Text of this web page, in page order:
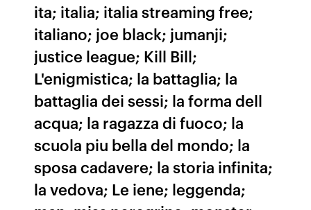
ita; italia; italia streaming free;
italiano; joe black; jumanji;
justice league; Kill Bill;
L'enigmistica; la battaglia; la
battaglia dei sessi; la forma dell
acqua; la ragazza di fuoco; la
scuola piu bella del mondo; la
sposa cadavere; la storia infinita;
la vedova; Le iene; leggenda;